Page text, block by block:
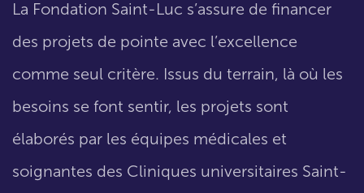
La Fondation Saint-Luc s’assure de financer
des projets de pointe avec l’excellence
comme seul critère. Issus du terrain, là où les
besoins se font sentir, les projets sont
élaborés par les équipes médicales et
soignantes des Cliniques universitaires Saint-